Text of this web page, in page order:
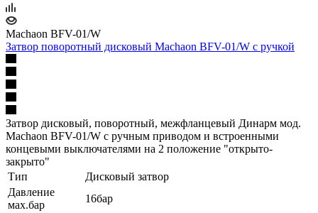
Machaon BFV-01/W
Затвор поворотный дисковый Machaon BFV-01/W с ручкой
Затвор дисковый, поворотный, межфланцевый Динарм мод.
Machaon BFV-01/W с ручным приводом и встроенными
концевыми выключателями на 2 положение "открыто-
закрыто"
Тип
Дисковый затвор
Давление
мах.бар
16бар